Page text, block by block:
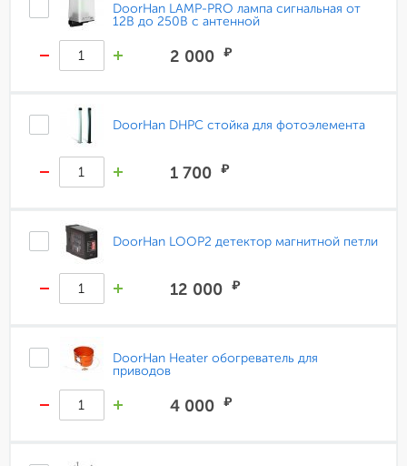
DoorHan LAMP-PRO лампа сигнальная от
12В до 250В с антенной
2 000 ₽
DoorHan DHPC стойка для фотоэлемента
1 700 ₽
DoorHan LOOP2 детектор магнитной петли
12 000 ₽
DoorHan Heater обогреватель для
приводов
4 000 ₽